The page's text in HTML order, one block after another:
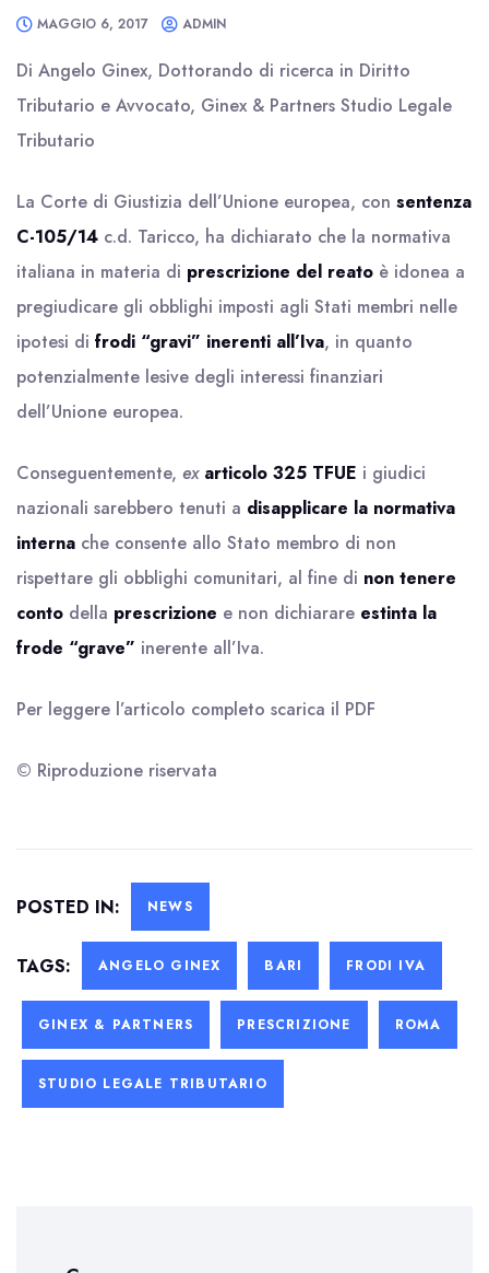
MAGGIO 6, 2017 ADMIN
Di Angelo Ginex, Dottorando di ricerca in Diritto
Tributario e Avvocato, Ginex & Partners Studio Legale
Tributario
La Corte di Giustizia dell’Unione europea, con sentenza
C-105/14 c.d. Taricco, ha dichiarato che la normativa
italiana in materia di prescrizione del reato è idonea a
pregiudicare gli obblighi imposti agli Stati membri nelle
ipotesi di frodi “gravi” inerenti all’Iva, in quanto
potenzialmente lesive degli interessi finanziari
dell’Unione europea.
Conseguentemente, ex articolo 325 TFUE i giudici
nazionali sarebbero tenuti a disapplicare la normativa
interna che consente allo Stato membro di non
rispettare gli obblighi comunitari, al fine di non tenere
conto della prescrizione e non dichiarare estinta la
frode “grave” inerente all’Iva.
Per leggere l’articolo completo scarica il PDF
© Riproduzione riservata
POSTED IN: NEWS
TAGS: ANGELO GINEX BARI FRODI IVA
GINEX & PARTNERS PRESCRIZIONE ROMA
STUDIO LEGALE TRIBUTARIO